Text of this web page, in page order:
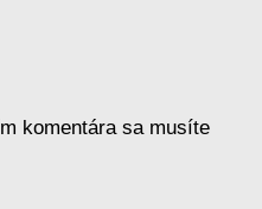
komentára sa musíte